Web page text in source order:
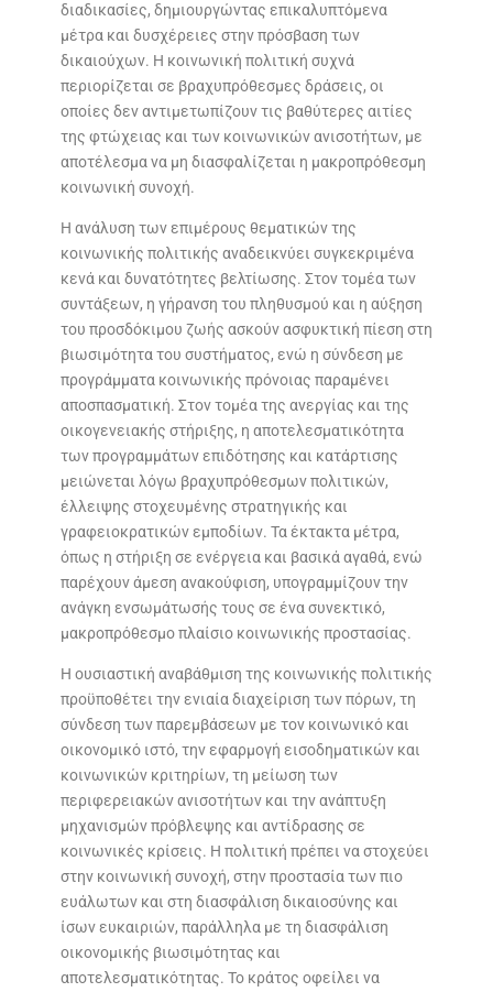
διαδικασίες, δημιουργώντας επικαλυπτόμενα
μέτρα και δυσχέρειες στην πρόσβαση των
δικαιούχων. Η κοινωνική πολιτική συχνά
περιορίζεται σε βραχυπρόθεσμες δράσεις, οι
οποίες δεν αντιμετωπίζουν τις βαθύτερες αιτίες
της φτώχειας και των κοινωνικών ανισοτήτων, με
αποτέλεσμα να μη διασφαλίζεται η μακροπρόθεσμη
κοινωνική συνοχή.
Η ανάλυση των επιμέρους θεματικών της
κοινωνικής πολιτικής αναδεικνύει συγκεκριμένα
κενά και δυνατότητες βελτίωσης. Στον τομέα των
συντάξεων, η γήρανση του πληθυσμού και η αύξηση
του προσδόκιμου ζωής ασκούν ασφυκτική πίεση στη
βιωσιμότητα του συστήματος, ενώ η σύνδεση με
προγράμματα κοινωνικής πρόνοιας παραμένει
αποσπασματική. Στον τομέα της ανεργίας και της
οικογενειακής στήριξης, η αποτελεσματικότητα
των προγραμμάτων επιδότησης και κατάρτισης
μειώνεται λόγω βραχυπρόθεσμων πολιτικών,
έλλειψης στοχευμένης στρατηγικής και
γραφειοκρατικών εμποδίων. Τα έκτακτα μέτρα,
όπως η στήριξη σε ενέργεια και βασικά αγαθά, ενώ
παρέχουν άμεση ανακούφιση, υπογραμμίζουν την
ανάγκη ενσωμάτωσής τους σε ένα συνεκτικό,
μακροπρόθεσμο πλαίσιο κοινωνικής προστασίας.
Η ουσιαστική αναβάθμιση της κοινωνικής πολιτικής
προϋποθέτει την ενιαία διαχείριση των πόρων, τη
σύνδεση των παρεμβάσεων με τον κοινωνικό και
οικονομικό ιστό, την εφαρμογή εισοδηματικών και
κοινωνικών κριτηρίων, τη μείωση των
περιφερειακών ανισοτήτων και την ανάπτυξη
μηχανισμών πρόβλεψης και αντίδρασης σε
κοινωνικές κρίσεις. Η πολιτική πρέπει να στοχεύει
στην κοινωνική συνοχή, στην προστασία των πιο
ευάλωτων και στη διασφάλιση δικαιοσύνης και
ίσων ευκαιριών, παράλληλα με τη διασφάλιση
οικονομικής βιωσιμότητας και
αποτελεσματικότητας. Το κράτος οφείλει να